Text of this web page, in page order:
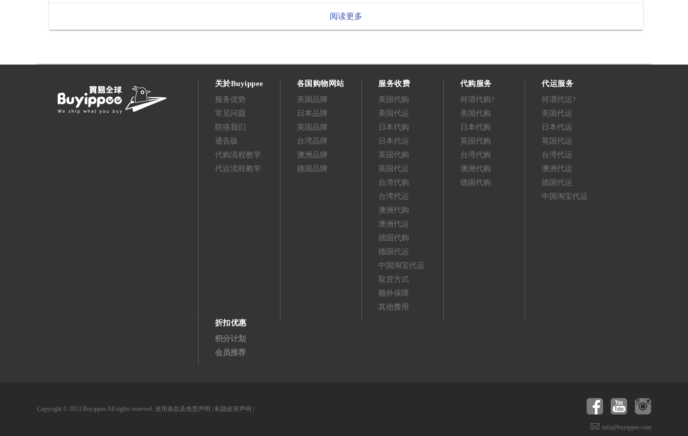
阅读更多
关於Buyippee
服务优势
常见问题
联络我们
通告版
代购流程教学
代运流程教学
各国购物网站
美国品牌
日本品牌
英国品牌
台湾品牌
澳洲品牌
德国品牌
服务收费
美国代购
美国代运
日本代购
日本代运
英国代购
英国代运
台湾代购
台湾代运
澳洲代购
澳洲代运
德国代购
德国代运
中国淘宝代运
取货方式
额外保障
其他费用
代购服务
何谓代购?
美国代购
日本代购
英国代购
台湾代购
澳洲代购
德国代购
代运服务
何谓代运?
美国代运
日本代运
英国代运
台湾代运
澳洲代运
德国代运
中国淘宝代运
折扣优惠
积分计划
会员推荐
Copyright © 2013 Buyippee All rights reserved. 使用条款及免责声明 私隐政策声明
info@buyippee.com